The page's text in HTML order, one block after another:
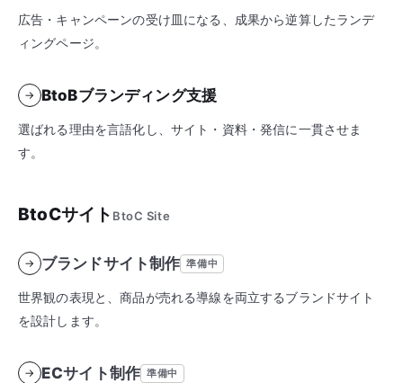
広告・キャンペーンの受け皿になる、成果から逆算したランデ
ィングページ。
→ BtoBブランディング支援
選ばれる理由を言語化し、サイト・資料・発信に一貫させま
す。
BtoCサイト BtoC Site
→ ブランドサイト制作 準備中
世界観の表現と、商品が売れる導線を両立するブランドサイト
を設計します。
→ ECサイト制作 準備中